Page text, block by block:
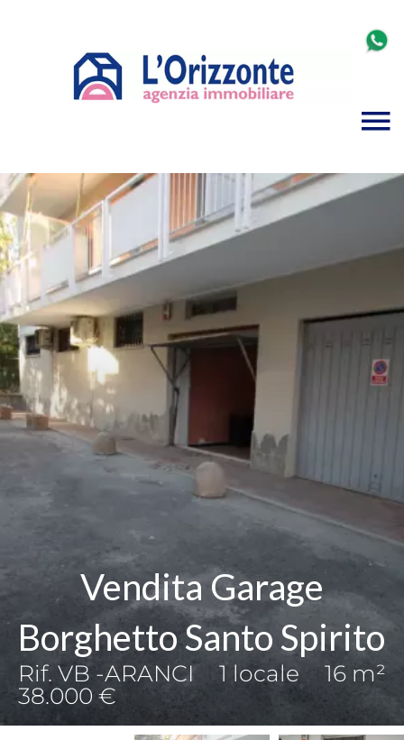
Vendita Garage
Borghetto Santo Spirito
Rif. VB -ARANCI 1 locale
16 m²
38.000 €